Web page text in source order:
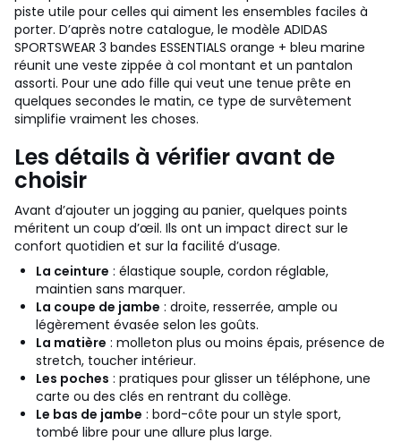
piste utile pour celles qui aiment les ensembles faciles à
porter. D’après notre catalogue, le modèle ADIDAS
SPORTSWEAR 3 bandes ESSENTIALS orange + bleu marine
réunit une veste zippée à col montant et un pantalon
assorti. Pour une ado fille qui veut une tenue prête en
quelques secondes le matin, ce type de survêtement
simplifie vraiment les choses.
Les détails à vérifier avant de
choisir
Avant d’ajouter un jogging au panier, quelques points
méritent un coup d’œil. Ils ont un impact direct sur le
confort quotidien et sur la facilité d’usage.
La ceinture : élastique souple, cordon réglable,
maintien sans marquer.
La coupe de jambe : droite, resserrée, ample ou
légèrement évasée selon les goûts.
La matière : molleton plus ou moins épais, présence de
stretch, toucher intérieur.
Les poches : pratiques pour glisser un téléphone, une
carte ou des clés en rentrant du collège.
Le bas de jambe : bord-côte pour un style sport,
tombé libre pour une allure plus large.